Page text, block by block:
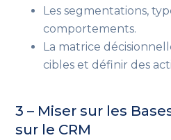
Les segmentations,
comportements.
La matrice
cibles et définir des
3 – Miser sur les
sur le CRM